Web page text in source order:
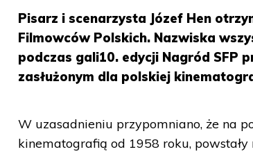
Pisarz i scenarzysta Józef Hen
Filmowców Polskich. Nazwiska
podczas gali10. edycji Nagród SFP
zasłużonym dla polskiej
W uzasadnieniu przypomniano, że na
kinematografią od 1958 roku,